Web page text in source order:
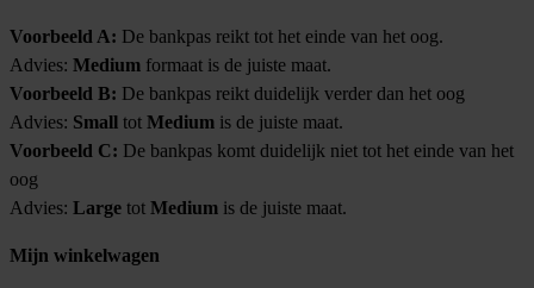
Voorbeeld A: De bankpas reikt tot het einde van het oog.
Advies: Medium formaat is de juiste maat.
Voorbeeld B: De bankpas reikt duidelijk verder dan het oog
Advies: Small tot Medium is de juiste maat.
Voorbeeld C: De bankpas komt duidelijk niet tot het einde van het
oog
Advies: Large tot Medium is de juiste maat.
Mijn winkelwagen